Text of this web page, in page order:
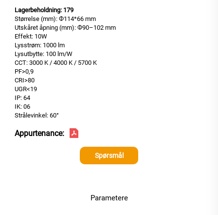
Lagerbeholdning: 179
Størrelse (mm): Ф114*66 mm
Utskåret åpning (mm): Ф90–102 mm
Effekt: 10W
Lysstrøm: 1000 lm
Lysutbytte: 100 lm/W
CCT: 3000 K / 4000 K / 5700 K
PF>0,9
CRI>80
UGR<19
IP: 64
IK: 06
Strålevinkel: 60°
Appurtenance:
Spørsmål
Parametere